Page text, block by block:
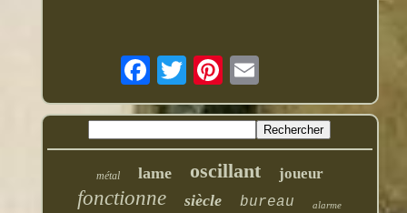
métal lame oscillant joueur
fonctionne siècle bureau alarme